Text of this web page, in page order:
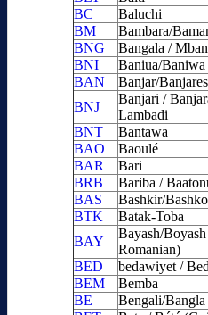
BC
Baluchi
BM
Bambara/
BNG
Bangala /
BNI
Baniua/Baniwa
BAN
Banjar/
BNJ
Banjari /
Lambadi
BNT
Bantawa
BAO
Baoulé
BAR
Bari
BRB
Bariba /
BAS
Bashkir/
BTK
Batak-Toba
BAY
Bayash/
Romanian)
BED
bedawiyet /
BEM
Bemba
BE
Bengali/Bangla